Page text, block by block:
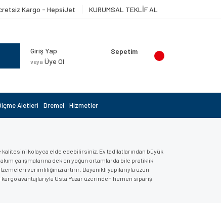
Kargo - HepsiJet KURUMSAL TEKLİF AL
Giriş Yap
veya Üye Ol
Sepetim
Aletleri Dremel Hizmetler
kolayca elde edebilirsiniz. Ev tadilatlarından büyük
çalışmalarına dek en yoğun ortamlarda bile pratiklik
verimliliğinizi artırır. Dayanıklı yapılarıyla uzun
avantajlarıyla Usta Pazar üzerinden hemen sipariş